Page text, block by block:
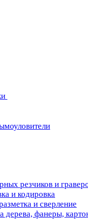
резчиков и
и кодировка
и сверление
дерева, фанеры,